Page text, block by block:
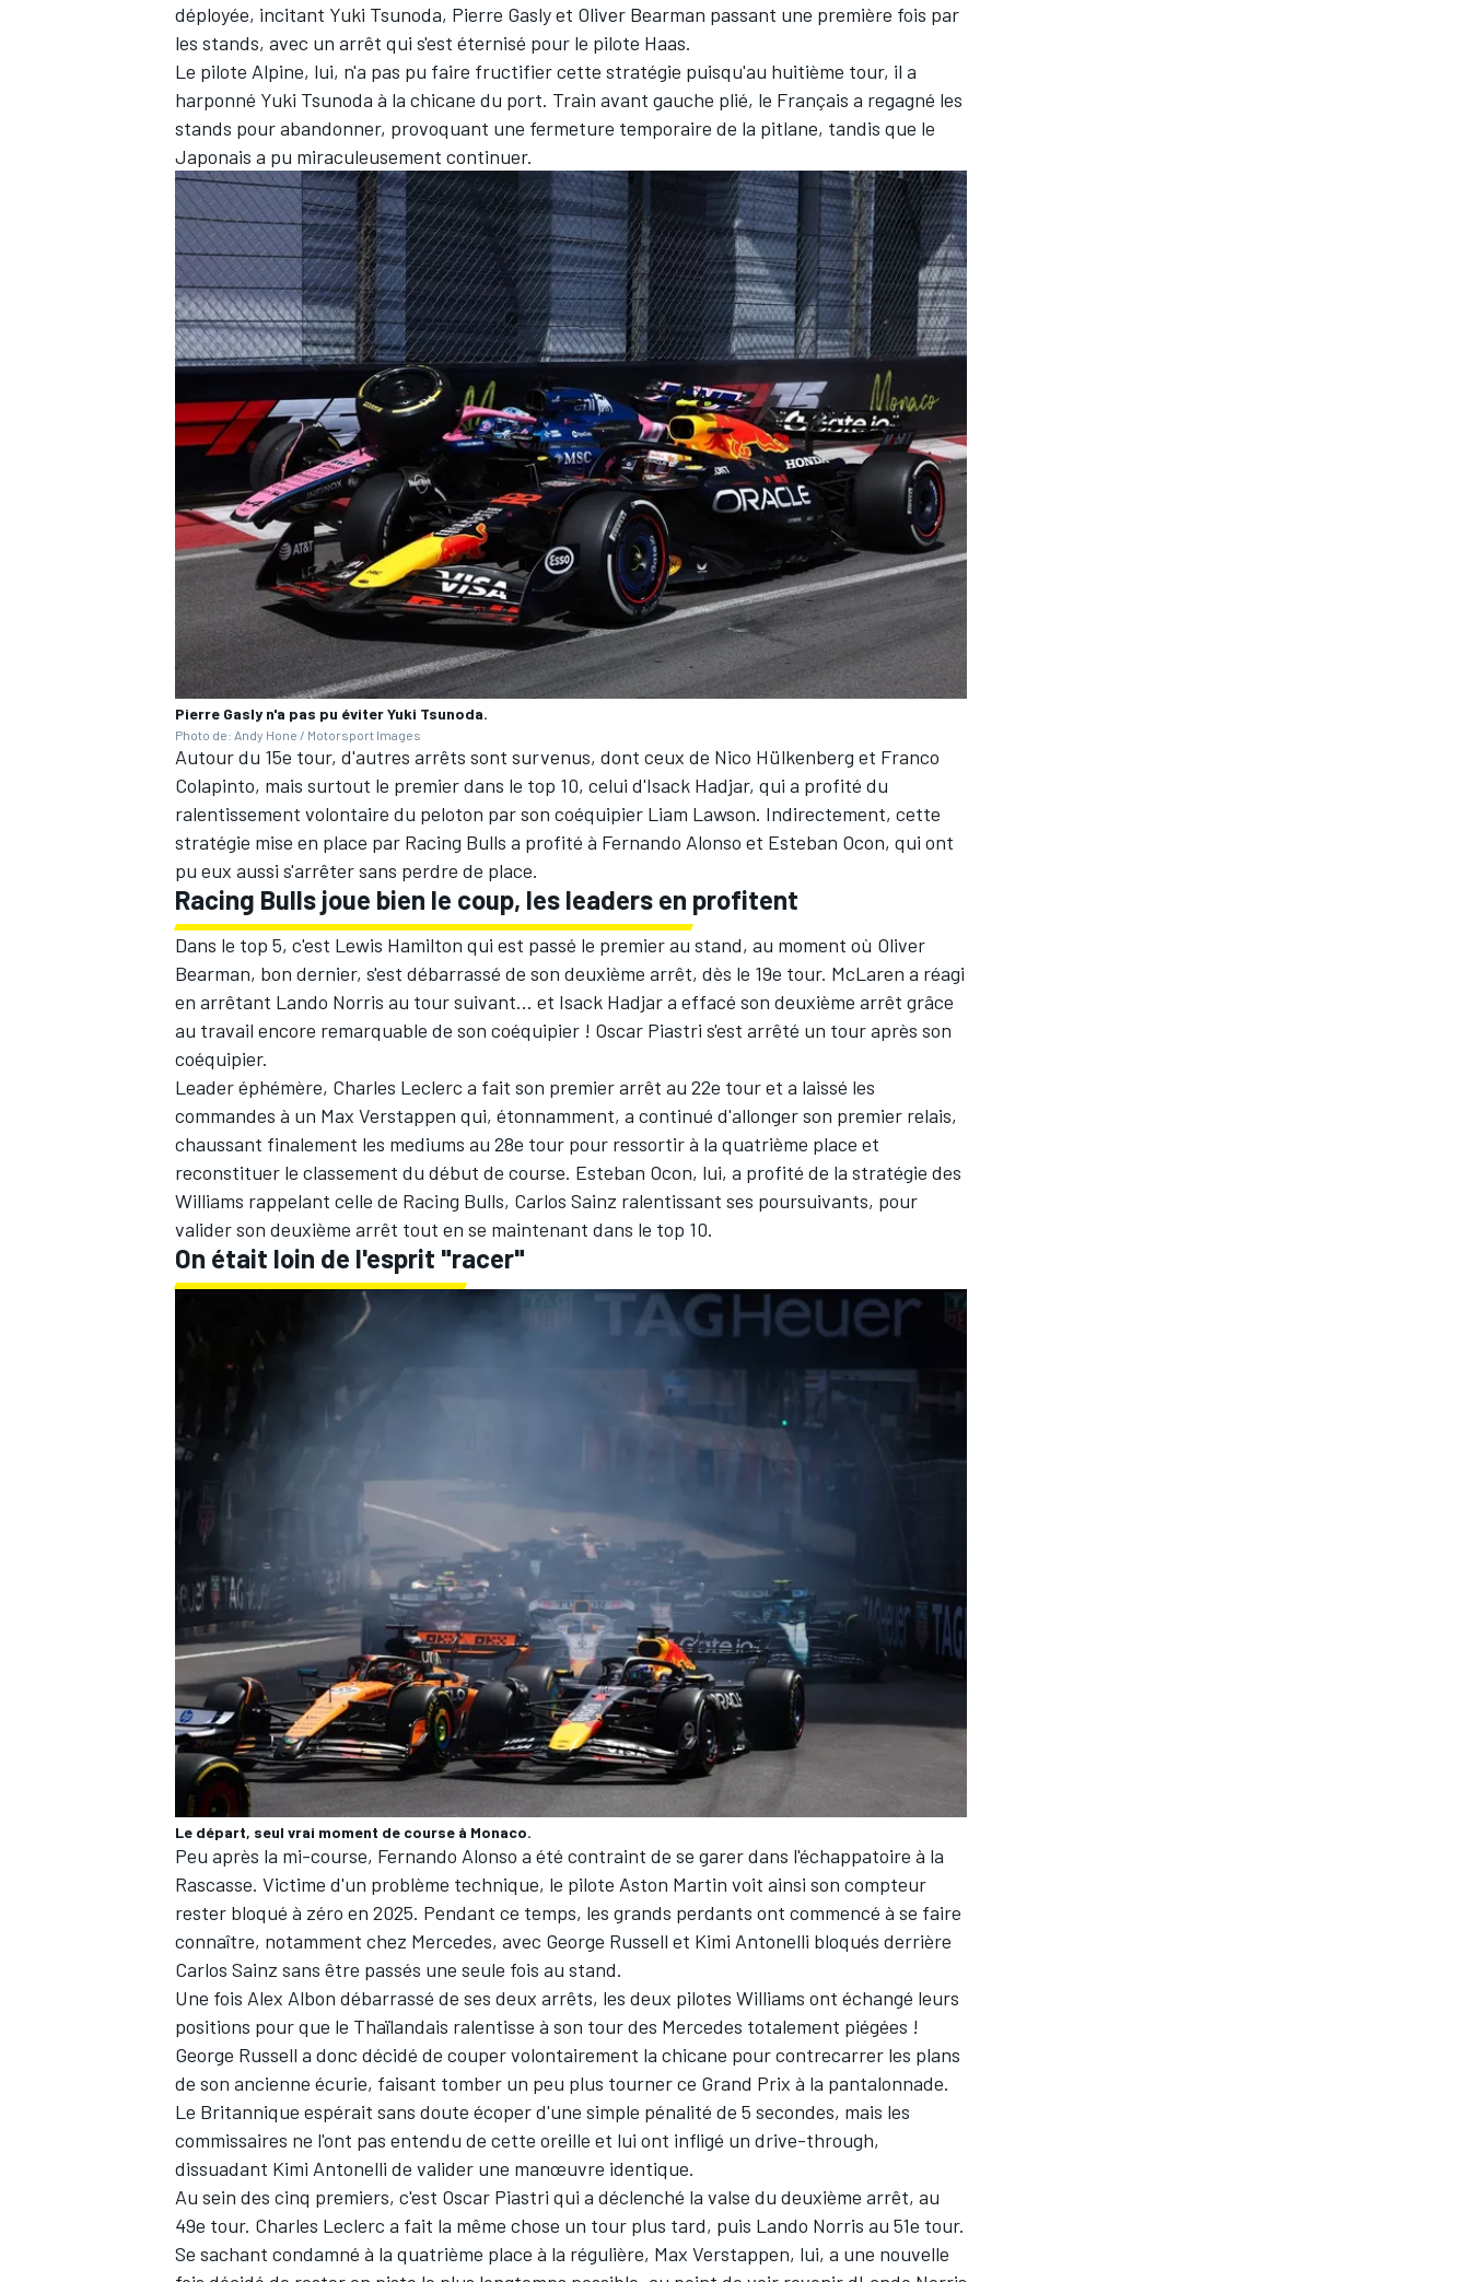
AUTRES CHAMPIONNATS
déployée, incitant Yuki Tsunoda, Pierre Gasly et Oliver Bearman passant une première fois par
les stands, avec un arrêt qui s'est éternisé pour le pilote Haas.
Le pilote Alpine, lui, n'a pas pu faire fructifier cette stratégie puisqu'au huitième tour, il a
harponné Yuki Tsunoda à la chicane du port. Train avant gauche plié, le Français a regagné les
stands pour abandonner, provoquant une fermeture temporaire de la pitlane, tandis que le
Japonais a pu miraculeusement continuer.
Pierre Gasly n'a pas pu éviter Yuki Tsunoda.
Photo de: Andy Hone / Motorsport Images
Autour du 15e tour, d'autres arrêts sont survenus, dont ceux de Nico Hülkenberg et Franco
Colapinto, mais surtout le premier dans le top 10, celui d'Isack Hadjar, qui a profité du
ralentissement volontaire du peloton par son coéquipier Liam Lawson. Indirectement, cette
stratégie mise en place par Racing Bulls a profité à Fernando Alonso et Esteban Ocon, qui ont
pu eux aussi s'arrêter sans perdre de place.
Racing Bulls joue bien le coup, les leaders en profitent
Dans le top 5, c'est Lewis Hamilton qui est passé le premier au stand, au moment où Oliver
Bearman, bon dernier, s'est débarrassé de son deuxième arrêt, dès le 19e tour. McLaren a réagi
en arrêtant Lando Norris au tour suivant... et Isack Hadjar a effacé son deuxième arrêt grâce
au travail encore remarquable de son coéquipier ! Oscar Piastri s'est arrêté un tour après son
coéquipier.
Leader éphémère, Charles Leclerc a fait son premier arrêt au 22e tour et a laissé les
commandes à un Max Verstappen qui, étonnamment, a continué d'allonger son premier relais,
chaussant finalement les mediums au 28e tour pour ressortir à la quatrième place et
reconstituer le classement du début de course. Esteban Ocon, lui, a profité de la stratégie des
Williams rappelant celle de Racing Bulls, Carlos Sainz ralentissant ses poursuivants, pour
valider son deuxième arrêt tout en se maintenant dans le top 10.
On était loin de l'esprit "racer"
Le départ, seul vrai moment de course à Monaco.
Peu après la mi-course, Fernando Alonso a été contraint de se garer dans l'échappatoire à la
Rascasse. Victime d'un problème technique, le pilote Aston Martin voit ainsi son compteur
rester bloqué à zéro en 2025. Pendant ce temps, les grands perdants ont commencé à se faire
connaître, notamment chez Mercedes, avec George Russell et Kimi Antonelli bloqués derrière
Carlos Sainz sans être passés une seule fois au stand.
Une fois Alex Albon débarrassé de ses deux arrêts, les deux pilotes Williams ont échangé leurs
positions pour que le Thaïlandais ralentisse à son tour des Mercedes totalement piégées !
George Russell a donc décidé de couper volontairement la chicane pour contrecarrer les plans
de son ancienne écurie, faisant tomber un peu plus tourner ce Grand Prix à la pantalonnade.
Le Britannique espérait sans doute écoper d'une simple pénalité de 5 secondes, mais les
commissaires ne l'ont pas entendu de cette oreille et lui ont infligé un drive-through,
dissuadant Kimi Antonelli de valider une manœuvre identique.
Au sein des cinq premiers, c'est Oscar Piastri qui a déclenché la valse du deuxième arrêt, au
49e tour. Charles Leclerc a fait la même chose un tour plus tard, puis Lando Norris au 51e tour.
Se sachant condamné à la quatrième place à la régulière, Max Verstappen, lui, a une nouvelle